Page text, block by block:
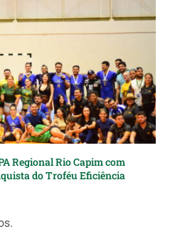
Regional Rio Capim com
do Troféu Eficiência